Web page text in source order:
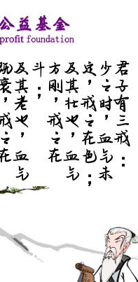
君子有三戒：
少
之
时
，
血
气
未
定
，
戒
之
在
色
；
及
其
壮
也
，
血
气
方
刚
，
戒
之
在
斗
；
及
其
老
也
，
血
气
既
衰
，
戒
之
在
得